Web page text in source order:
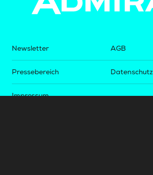
Newsletter
Pressebereich
Impressum
AGB
Datenschutz